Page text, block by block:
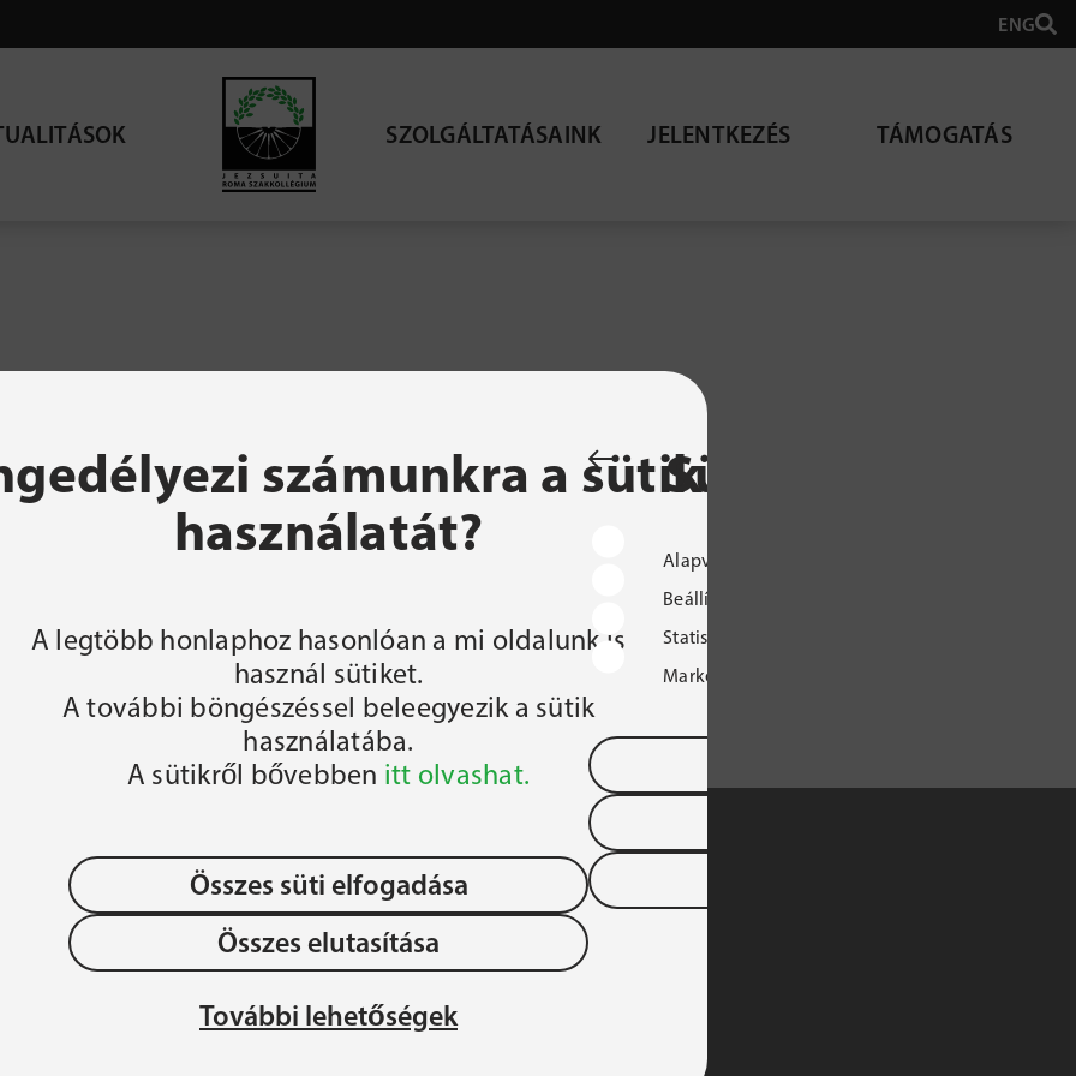
számunkra a sütik
használatát?
A legtöbb honlaphoz hasonlóan a mi oldalunk is
használ sütiket.
A további böngészéssel beleegyezik a sütik
használatába.
A sütikről bővebben itt olvashat.
Összes süti elfogadása
Összes elutasítása
További lehetőségek
Sütibeállítások
Alapvető működést biztosító sütik
Beállításokat tároló sütik
Statisztikai sütik
Marketingcélú sütik
ENG
SZOLGÁLTATÁSAINK JELENTKEZÉS TÁMOGATÁS
oldal nem található
Adatvédelem